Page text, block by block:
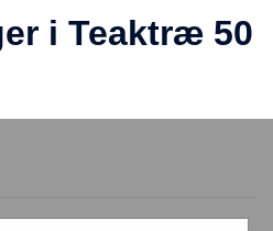
i Teaktræ 50